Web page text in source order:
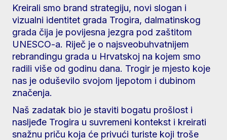
Kreirali smo brand strategiju, novi slogan i
vizualni identitet grada Trogira, dalmatinskog
grada čija je povijesna jezgra pod zaštitom
UNESCO-a. Riječ je o najsveobuhvatnijem
rebrandingu grada u Hrvatskoj na kojem smo
radili više od godinu dana. Trogir je mjesto koje
nas je oduševilo svojom ljepotom i dubinom
značenja.
Naš zadatak bio je staviti bogatu prošlost i
nasljeđe Trogira u suvremeni kontekst i kreirati
snažnu priču koja će privući turiste koji troše